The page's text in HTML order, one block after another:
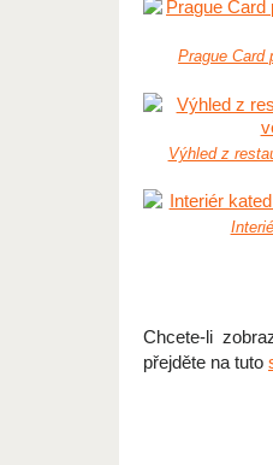
Prague Card
Výhled z
Chcete-li
přejděte na tuto